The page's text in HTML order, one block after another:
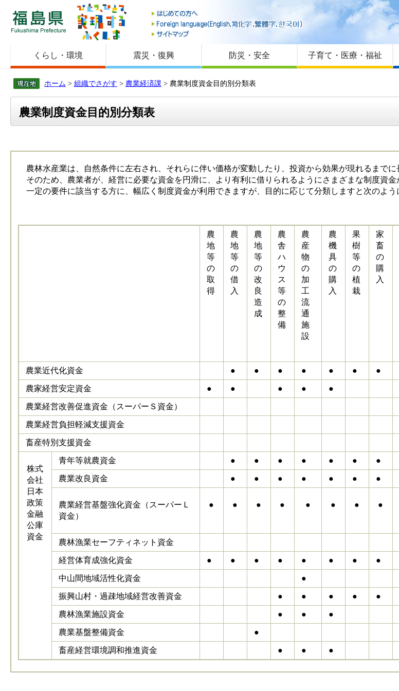
福島県
はじめての方へ
Foreign language
サイトマップ
くらし・環境 震災・復興 防災・安全 子育て・医療・福祉
ホーム > 組織でさがす > 農業経済課 > 農業制度資金目的別分類表
農業制度資金目的別分類表
農林水産業は、自然条件に左右され、それらに伴い価格が変動したり、投資から効果が現れるまで
そのため、農業者が、経営に必要な資金を円滑に、より有利に借りられるようにさまざまな制度資金
一定の要件に該当する方に、幅広く制度資金が利用できますが、目的に応じて分類しますと次のよう
農
地
等
の
取
得
農
地
等
の
借
入
農
地
等
の
改
良
造
成
農
舎
ハ
ウ
ス
等
の
整
備
農
産
物
の
加
工
流
通
施
設
農
機
具
の
購
入
果
樹
等
の
植
栽
家
畜
の
購
入
農業近代化資金 ● ● ● ● ● ● ●
農家経営安定資金 ● ● ● ● ●
農業経営改善促進資金（スーパーＳ資金）
農業経営負担軽減支援資金
畜産特別支援資金
株式
会社
日本
政策
金融
公庫
資金
青年等就農資金 ● ● ● ● ● ● ●
農業改良資金 ● ● ● ● ● ● ●
農業経営基盤強化資金（スーパーＬ
資金）
● ● ● ● ● ● ● ●
農林漁業セーフティネット資金
経営体育成強化資金 ● ● ● ● ● ● ● ●
中山間地域活性化資金 ●
振興山村・過疎地域経営改善資金 ● ● ● ● ●
農林漁業施設資金 ● ● ●
農業基盤整備資金 ●
畜産経営環境調和推進資金 ● ● ●